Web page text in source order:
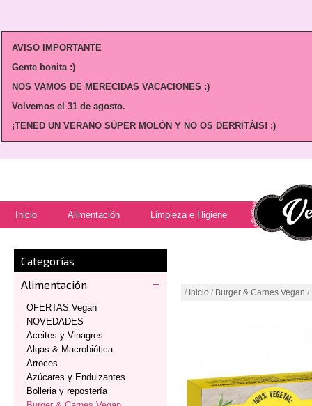
AVISO IMPORTANTE
Gente bonita :)
NOS VAMOS DE MERECIDAS VACACIONES :)
Volvemos el 31 de agosto.
¡TENED UN VERANO SÚPER MOLÓN Y NO OS DERRITÁIS! :)
Inicio Alimentación Limpieza e Higiene
Categorías
Alimentación
OFERTAS Vegan
NOVEDADES
Aceites y Vinagres
Algas & Macrobiótica
Arroces
Azúcares y Endulzantes
Bolleria y repostería
/ Inicio / Burger & Carnes Vegan /